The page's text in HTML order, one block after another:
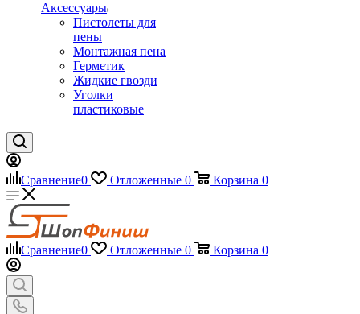
Аксессуары
Пистолеты для
пены
Монтажная пена
Герметик
Жидкие гвозди
Уголки
пластиковые
Сравнение0 Отложенные 0 Корзина 0
Сравнение0 Отложенные 0 Корзина 0